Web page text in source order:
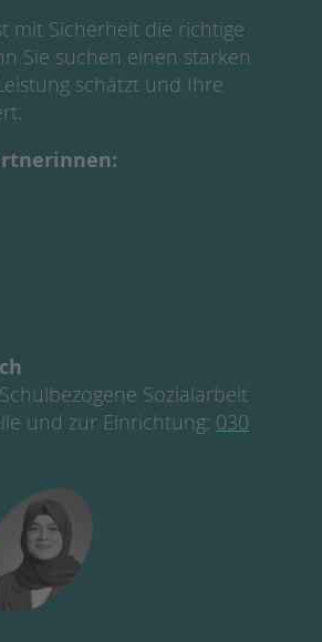
mit Sicherheit die richtige
Sie suchen einen starken
schätzt und Ihre
Sozialarbeit
und zur Einrichtung: 030